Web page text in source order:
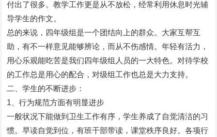
付出了很多。教学工作更是从不放松，经常利用休息时光辅
导学生的作文。
总的来说，四年级组是一个团结向上的群众。大家互帮互
助，有不一样意见能够辨论，而从不伤感情。年轻有活力，
用心乐观能吃苦是我们四年级组人员的一大特色。对待学校
的工作总是用心的配合，对级组工作也总是大力支持。
二、学生的不断进步：
1、行为规范方面有明显进步
一般状况下能做到卫生工作有序，学生养成了自觉清洁的习
惯。早读自觉到位，有班干部带读，课堂秩序良好。各项行